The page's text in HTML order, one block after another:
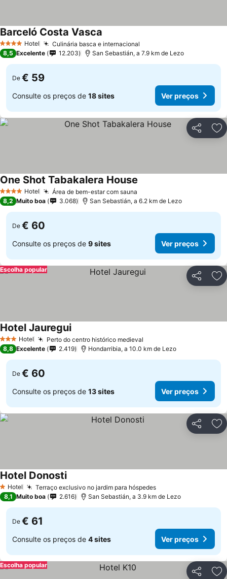
4 EstrelasHotel Culinária basca e internacional
Barceló Costa Vasca
8,5 Excelente 12.203 San Sebastián, a 7.9 km de Lezo
De € 59
Consulte os preços de 18 sites Ver preços
Partilhar
4 EstrelasHotel Área de bem-estar com sauna
One Shot Tabakalera House
8,2 Muito boa 3.068 San Sebastián, a 6.2 km de Lezo
De € 60
Consulte os preços de 9 sites Ver preços
Partilhar
Escolha popular
3 EstrelasHotel Perto do centro histórico medieval
Hotel Jauregui
8,8 Excelente 2.419 Hondarribia, a 10.0 km de Lezo
De € 60
Consulte os preços de 13 sites Ver preços
Partilhar
1 Estrelas
Hotel Terraço exclusivo no jardim para hóspedes
Hotel Donosti
8,1 Muito boa 2.616 San Sebastián, a 3.9 km de Lezo
De € 61
Consulte os preços de 4 sites Ver preços
Partilhar
Escolha popular